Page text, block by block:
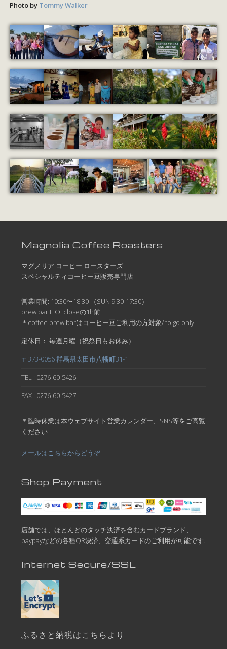
Photo by Tommy Walker
Magnolia Coffee Roasters
マグノリア コーヒー ロースターズ
スペシャルティコーヒー豆販売専門店
営業時間: 10:30〜18:30 （SUN 9:30-17:30）
brew bar L.O. closeの1h前
＊coffee brew barはコーヒー豆ご利用の方対象/ to go only
定休日： 毎週月曜（祝祭日もお休み）
〒373-0056 群馬県太田市八幡町31-1
TEL : 0276-60-5426
FAX : 0276-60-5427
＊臨時休業は本ウェブサイト営業カレンダー、SNS等をご高覧
ください
メールはこちらからどうぞ
Shop Payment
店舗では、ほとんどのタッチ決済を含むカードブランド、
paypayなどの各種QR決済、交通系カードのご利用が可能です.
Internet Secure/SSL
ふるさと納税はこちらより